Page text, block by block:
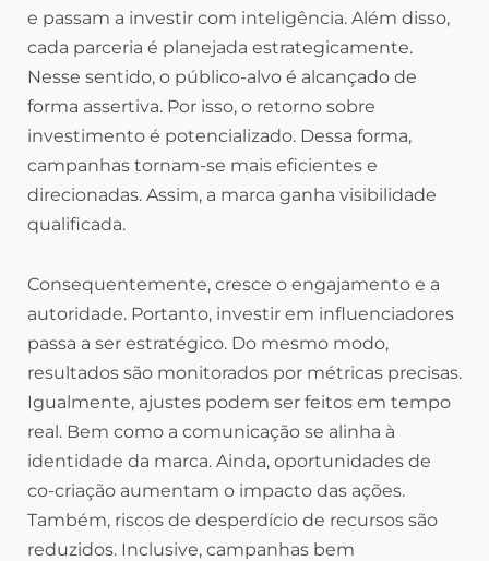
e passam a investir com inteligência. Além disso,
cada parceria é planejada estrategicamente.
Nesse sentido, o público-alvo é alcançado de
forma assertiva. Por isso, o retorno sobre
investimento é potencializado. Dessa forma,
campanhas tornam-se mais eficientes e
direcionadas. Assim, a marca ganha visibilidade
qualificada.
Consequentemente, cresce o engajamento e a
autoridade. Portanto, investir em influenciadores
passa a ser estratégico. Do mesmo modo,
resultados são monitorados por métricas precisas.
Igualmente, ajustes podem ser feitos em tempo
real. Bem como a comunicação se alinha à
identidade da marca. Ainda, oportunidades de
co-criação aumentam o impacto das ações.
Também, riscos de desperdício de recursos são
reduzidos. Inclusive, campanhas bem